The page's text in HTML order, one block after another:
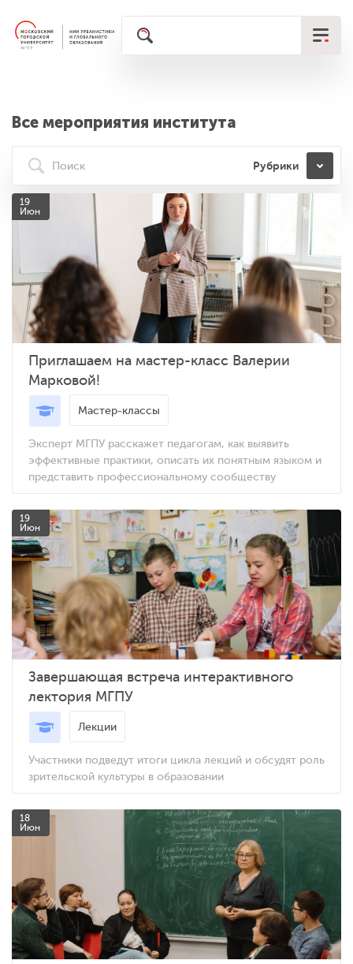
Все мероприятия института
Рубрики
19
Июн
Приглашаем на мастер-класс Валерии
Марковой!
Мастер-классы
Эксперт МГПУ расскажет педагогам, как выявить
эффективные практики, описать их понятным языком и
представить профессиональному сообществу
19
Июн
Завершающая встреча интерактивного
лектория МГПУ
Лекции
Участники подведут итоги цикла лекций и обсудят роль
зрительской культуры в образовании
18
Июн